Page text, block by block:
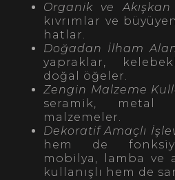
Organik ve Akışkan
kıvrımlar ve
hatlar.
Doğadan İlham
yapraklar,
doğal öğeler.
Zengin Malzeme
seramik,
malzemeler.
Dekoratif Amaçlı
hem de
mobilya, lamba ve
kullanışlı hem de